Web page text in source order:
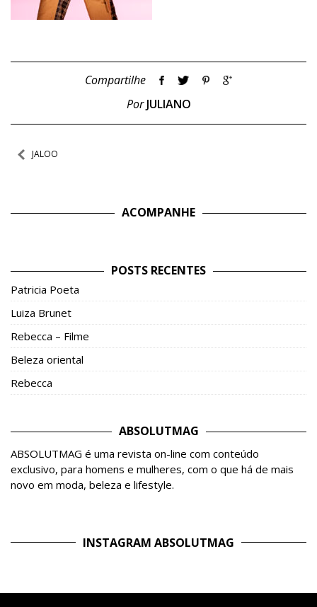
Compartilhe
PorJULIANO
Navegação
JALOO
ACOMPANHE
POSTS RECENTES
Patricia Poeta
Luiza Brunet
Rebecca – Filme
Beleza oriental
Rebecca
ABSOLUTMAG
ABSOLUTMAG é uma revista on-line com conteúdo
exclusivo, para homens e mulheres, com o que há de mais
novo em moda, beleza e lifestyle.
INSTAGRAM ABSOLUTMAG